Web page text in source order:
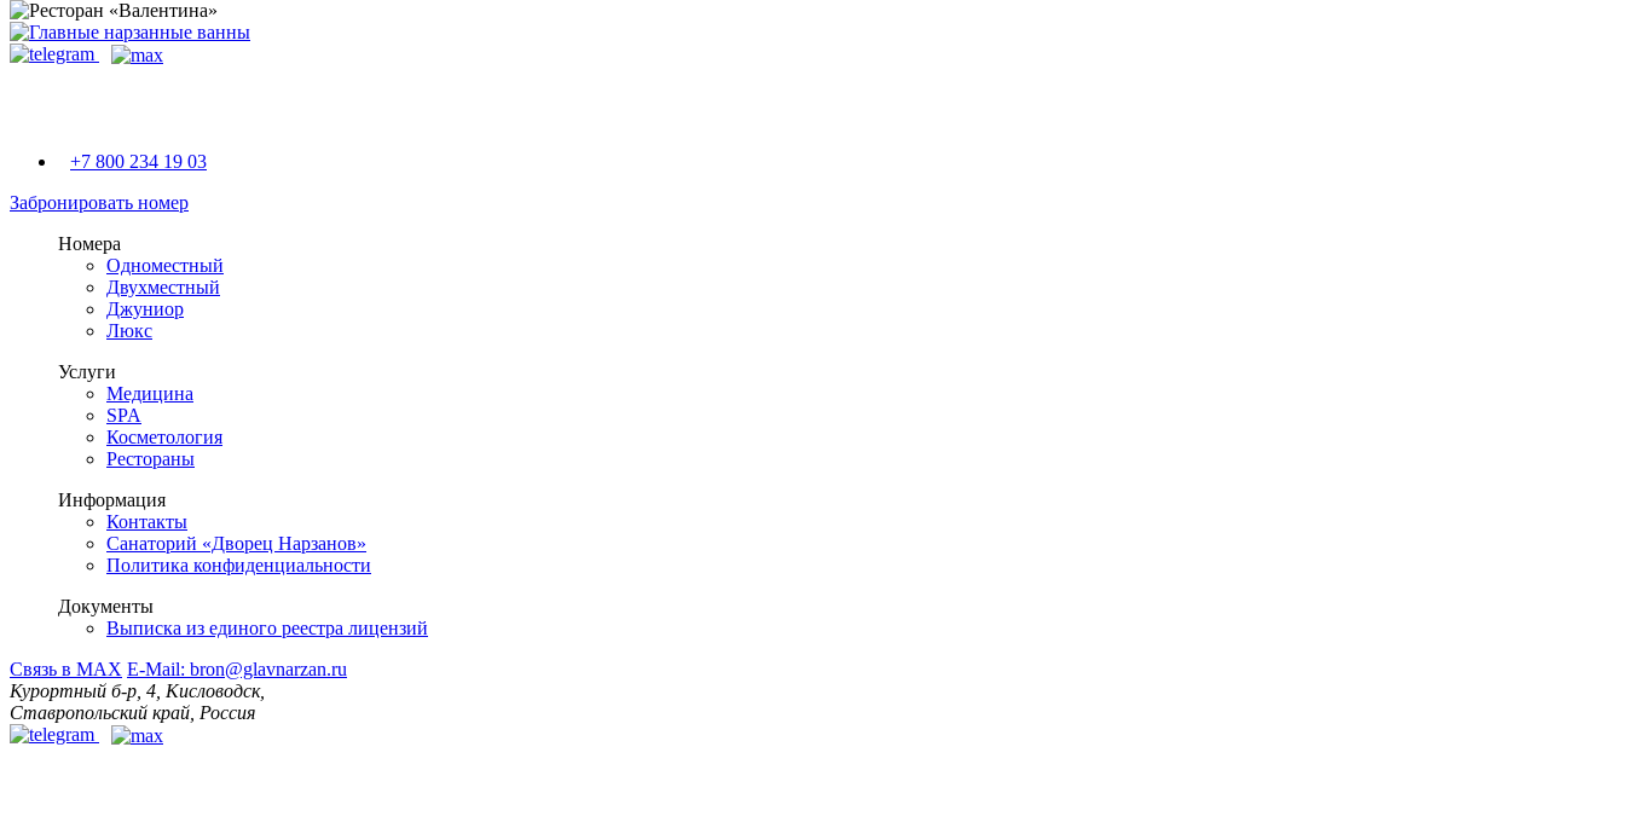
+7 800 234 19 03
Забронировать номер
Номера
Одноместный
Двухместный
Джуниор
Люкс
Услуги
Медицина
SPA
Косметология
Рестораны
Информация
Контакты
Санаторий «Дворец Нарзанов»
Политика конфиденциальности
Документы
Выписка из единого реестра лицензий
Связь в MAX E-Mail: bron@glavnarzan.ru
Курортный б-р, 4, Кисловодск,
Ставропольский край, Россия